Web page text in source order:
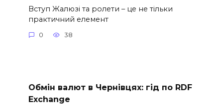
Вступ Жалюзі та ролети – це не тільки
практичний елемент
0 38
Обмін валют в Чернівцях: гід по RDF
Exchange